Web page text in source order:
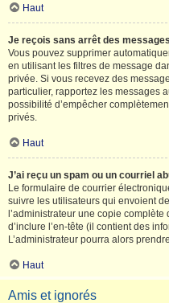
Haut
Je reçois sans arrêt des
Vous pouvez supprimer
en utilisant les filtres de message
privée. Si vous recevez des
particulier, rapportez les messages
possibilité d’empêcher
privés.
Haut
J’ai reçu un spam ou un courriel
Le formulaire de courrier
suivre les utilisateurs qui envoient
l’administrateur une copie
d’inclure l’en-tête (il contient des
L’administrateur pourra alors
Haut
Amis et ignorés